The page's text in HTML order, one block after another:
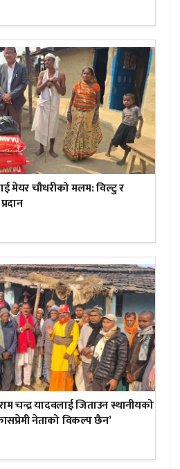
मेयर चौधरीको मलम: विल्टु र
चन्द्र यादवलाई जिताउन स्थानीयको
नेताको विकल्प छैन’